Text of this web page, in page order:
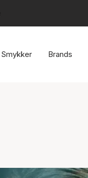
Smykker Brands